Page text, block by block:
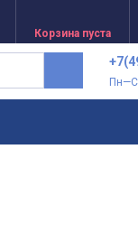
Корзина пуста